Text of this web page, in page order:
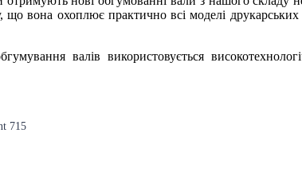
вона охоплює практично всі моделі
валів використовується
715